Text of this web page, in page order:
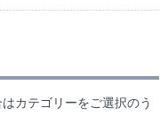
カテゴリーをご選択のう